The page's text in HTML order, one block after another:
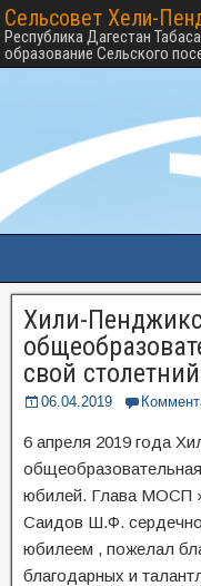
Сельсовет Хели-
Республика Дагестан
образование Сельского
Хили-
свой
06.04.2019
6 апреля 2019 года
юбилей. Глава МОСП
Саидов Ш.Ф.
юбилеем , пожелал
благодарных и